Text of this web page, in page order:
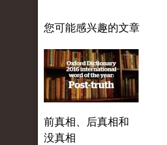
您可能感兴趣的文章
前真相、后真相和
没真相